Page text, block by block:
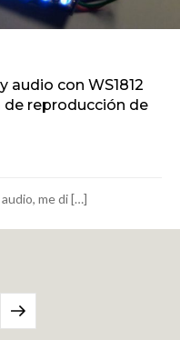
audio con WS1812
de reproducción de
me di […]
Next